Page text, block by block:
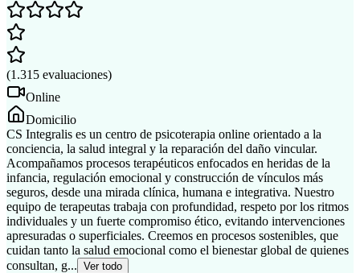
(1.315 evaluaciones)
Online
Domicilio
CS Integralis es un centro de psicoterapia online orientado a la
conciencia, la salud integral y la reparación del daño vincular.
Acompañamos procesos terapéuticos enfocados en heridas de la
infancia, regulación emocional y construcción de vínculos más
seguros, desde una mirada clínica, humana e integrativa. Nuestro
equipo de terapeutas trabaja con profundidad, respeto por los ritmos
individuales y un fuerte compromiso ético, evitando intervenciones
apresuradas o superficiales. Creemos en procesos sostenibles, que
cuidan tanto la salud emocional como el bienestar global de quienes
consultan, g... Ver todo